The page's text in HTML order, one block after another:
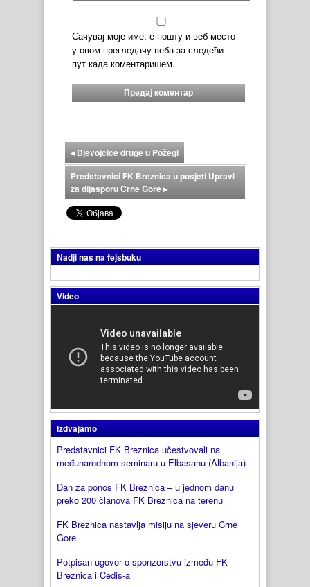
Сачувај моје име, е-пошту и веб место
у овом прегледачу веба за следећи
пут када коментаришем.
◂Djevojčice druge u Požegi
Predstavnici FK Breznica u posjeti Upravi
za dijasporu Crne Gore▸
Nadji nas na fejsbuku
Video
Izdvajamo
Predstavnici FK Breznica učestvovali na
međunarodnom seminaru u Elbasanu (Albanija)
Dan za ponos FK Breznica – u jednom danu
preko 200 članova FK Breznica na terenu
FK Breznica nastavlja misiju na sjeveru Crne
Gore
Potpisan ugovor o sponzorstvu između FK
Breznica i Cedis-a